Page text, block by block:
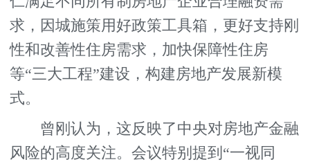
求，因城施策用好政策工具箱，更好支持刚
性和改善性住房需求，加快保障性住房
等“三大工程”建设，构建房地产发展新模
式。
曾刚认为，这反映了中央对房地产金融
风险的高度关注。会议特别提到“一视同